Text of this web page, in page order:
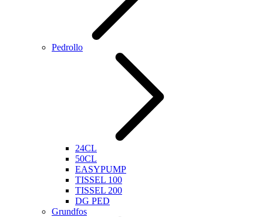
Pedrollo
24CL
50CL
EASYPUMP
TISSEL 100
TISSEL 200
DG PED
Grundfos